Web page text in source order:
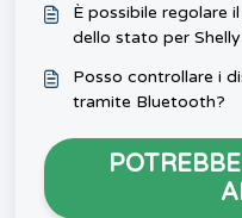
È possibile regolare
dello stato per
Posso controllare i
tramite Bluetooth?